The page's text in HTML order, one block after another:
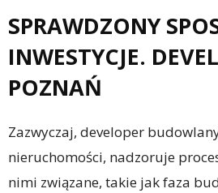
SPRAWDZONY
INWESTYCJE.
POZNAŃ
Zazwyczaj, developer
nieruchomości, nadzoruje
nimi związane, takie jak faza